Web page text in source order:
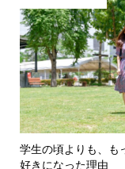
学生の頃よりも、も
好きになった理由